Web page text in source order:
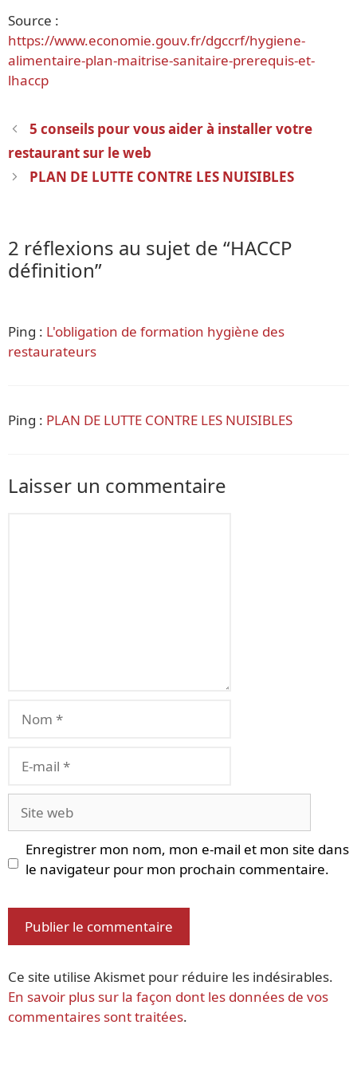
Source :
https://www.economie.gouv.fr/dgccrf/hygiene-
alimentaire-plan-maitrise-sanitaire-prerequis-et-
lhaccp
Navigation
des
5 conseils pour vous aider à installer votre
restaurant sur le web
PLAN DE LUTTE CONTRE LES NUISIBLES
2 réflexions au sujet de “HACCP
définition”
Ping : L'obligation de formation hygiène des
restaurateurs
Ping : PLAN DE LUTTE CONTRE LES NUISIBLES
Laisser un commentaire
mail
web
Enregistrer mon nom, mon e-mail et mon site dans
le navigateur pour mon prochain commentaire.
Ce site utilise Akismet pour réduire les indésirables.
En savoir plus sur la façon dont les données de vos
commentaires sont traitées.